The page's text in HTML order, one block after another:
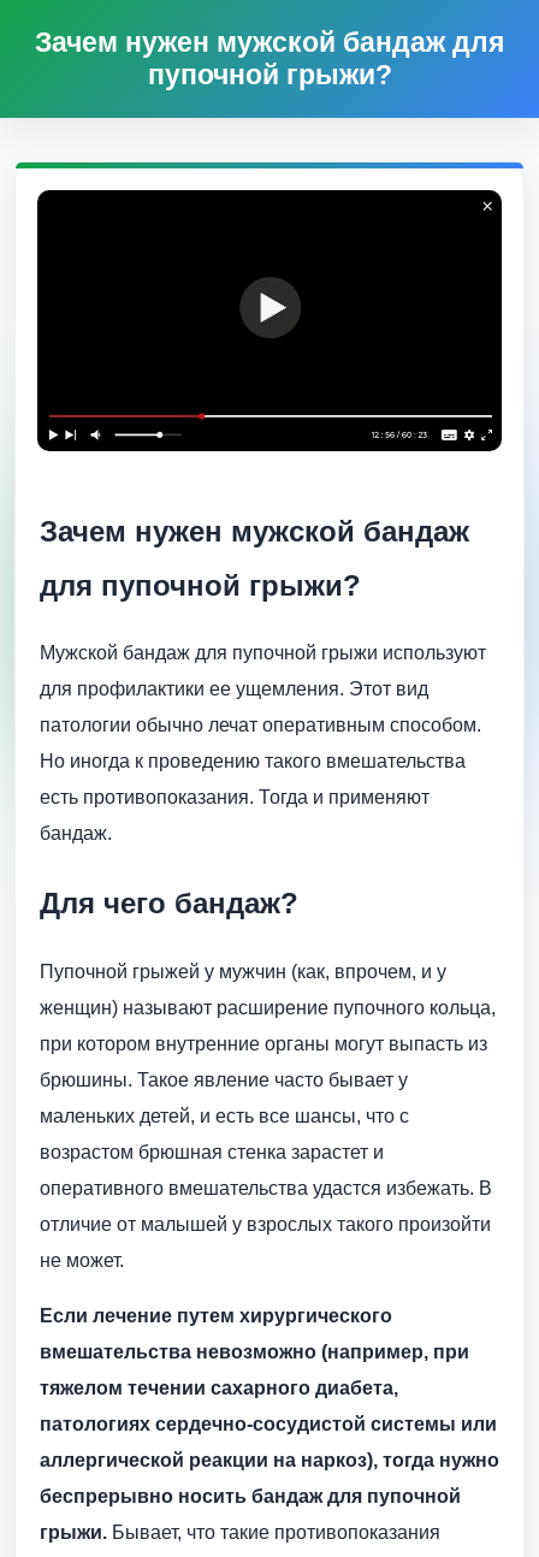
Зачем нужен мужской бандаж для
пупочной грыжи?
Зачем нужен мужской бандаж
для пупочной грыжи?
Мужской бандаж для пупочной грыжи используют
для профилактики ее ущемления. Этот вид
патологии обычно лечат оперативным способом.
Но иногда к проведению такого вмешательства
есть противопоказания. Тогда и применяют
бандаж.
Для чего бандаж?
Пупочной грыжей у мужчин (как, впрочем, и у
женщин) называют расширение пупочного кольца,
при котором внутренние органы могут выпасть из
брюшины. Такое явление часто бывает у
маленьких детей, и есть все шансы, что с
возрастом брюшная стенка зарастет и
оперативного вмешательства удастся избежать. В
отличие от малышей у взрослых такого произойти
не может.
Если лечение путем хирургического
вмешательства невозможно (например, при
тяжелом течении сахарного диабета,
патологиях сердечно-сосудистой системы или
аллергической реакции на наркоз), тогда нужно
беспрерывно носить бандаж для пупочной
грыжи. Бывает, что такие противопоказания